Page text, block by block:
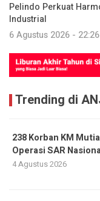
Pelindo Perkuat
Industrial
6 Agustus 2026 -
Trending di
238 Korban KM
Operasi SAR
4 Agustus 2026